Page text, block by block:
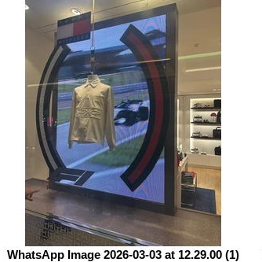
WhatsApp Image 2026-03-03 at 12.29.00 (1)